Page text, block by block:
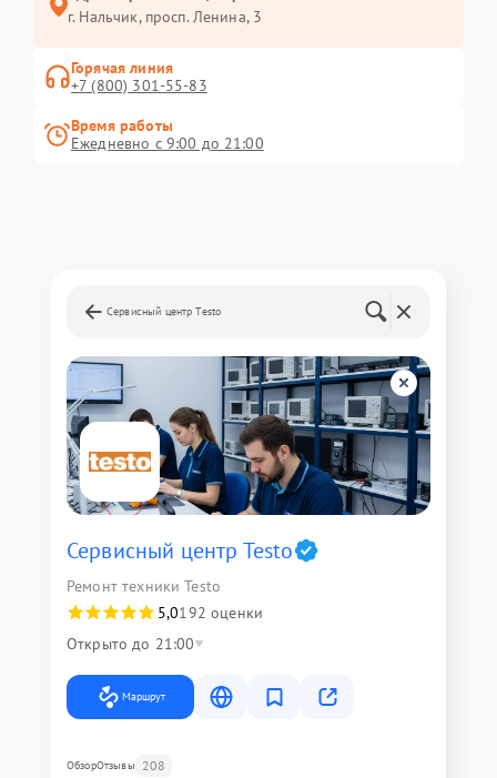
г. Нальчик, просп. Ленина, 3
Горячая линия
+7 (800) 301-55-83
Время работы
Ежедневно с 9:00 до 21:00
Сервисный центр Testo
Сервисный центр Testo
Ремонт техники Testo
5,0192 оценки
Открыто до 21:00
Маршрут
ОбзорОтзывы 208